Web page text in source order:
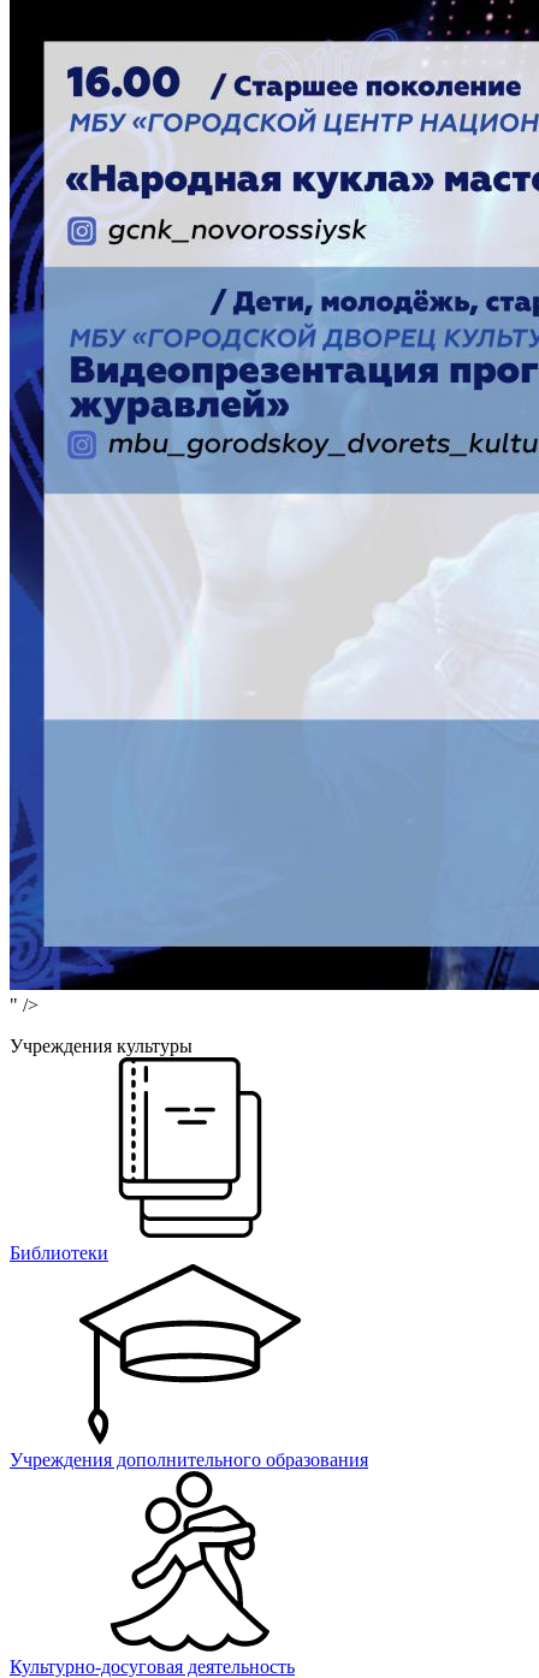
" />
Учреждения культуры
Библиотеки
Учреждения дополнительного образования
Культурно-досуговая деятельность